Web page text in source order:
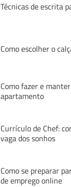
Técnicas de escrita
Como escolher o
Como fazer e
apartamento
Currículo de Chef:
vaga dos sonhos
Como se preparar
de emprego online